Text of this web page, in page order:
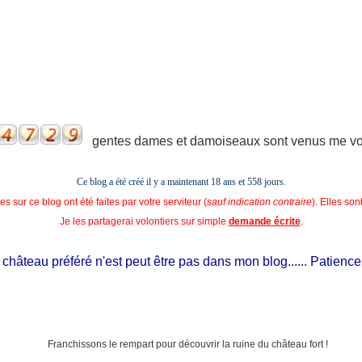
gentes dames et damoiseaux sont venus me
Ce blog a été créé il y a maintenant 18 ans et558 jours.
sur ce blog ont été faites par votre serviteur (sauf indication contraire). Elles
Je les partagerai volontiers sur simple demande écrite.
préféré n'est peut être pas dans mon blog......